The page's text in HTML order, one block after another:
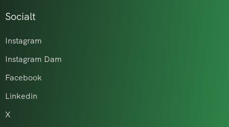
Socialt
Instagram
Instagram Dam
Facebook
Linkedin
X